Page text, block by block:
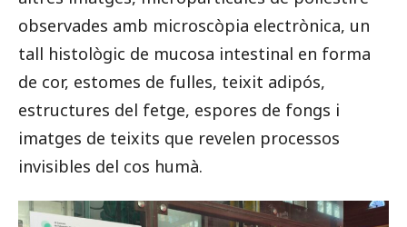
observades amb microscòpia electrònica, un
tall histològic de mucosa intestinal en forma
de cor, estomes de fulles, teixit adipós,
estructures del fetge, espores de fongs i
imatges de teixits que revelen processos
invisibles del cos humà.